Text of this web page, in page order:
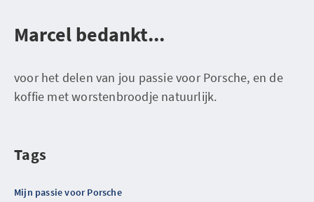
Marcel bedankt...
voor het delen van jou passie voor Porsche, en de
koffie met worstenbroodje natuurlijk.
Tags
Mijn passie voor Porsche